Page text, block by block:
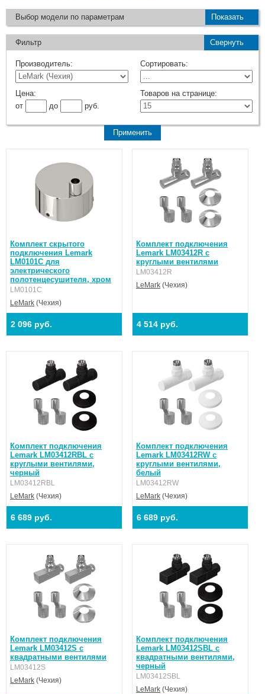
Выбор модели по параметрам Показать
Фильтр Свернуть
Производитель: Сортировать:
Цена:
от
до руб.
Товаров на странице:
Комплект скрытого
подключения Lemark
LM0101C для
электрического
полотенцесушителя, хром
LM0101C
LeMark (Чехия)
2 096 руб.
Комплект подключения
Lemark LM03412R с
круглыми вентилями
LM03412R
LeMark (Чехия)
4 514 руб.
Комплект подключения
Lemark LM03412RBL с
круглыми вентилями,
черный
LM03412RBL
LeMark (Чехия)
6 689 руб.
Комплект подключения
Lemark LM03412RW с
круглыми вентилями,
белый
LM03412RW
LeMark (Чехия)
6 689 руб.
Комплект подключения
Lemark LM03412S с
квадратными вентилями
LM03412S
LeMark (Чехия)
Комплект подключения
Lemark LM03412SBL с
квадратными вентилями,
черный
LM03412SBL
LeMark (Чехия)